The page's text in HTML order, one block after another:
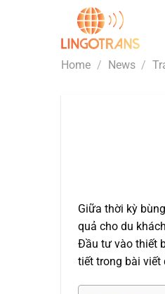
Home / News /
Giữa thời kỳ
quả cho du
Đầu tư vào thiết
tiết trong bài viết